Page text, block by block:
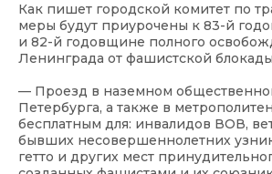
Как пишет городской комитет по
меры будут приурочены к 83-й
и 82-й годовщине полного
Ленинграда от фашистской
— Проезд в наземном
Петербурга, а также в
бесплатным для: инвалидов ВОВ,
бывших несовершеннолетних
гетто и других мест